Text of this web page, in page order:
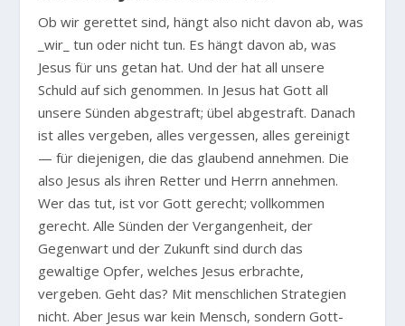
Ob wir gerettet sind, hängt also nicht davon ab, was
_wir_ tun oder nicht tun. Es hängt davon ab, was
Jesus für uns getan hat. Und der hat all unsere
Schuld auf sich genommen. In Jesus hat Gott all
unsere Sünden abgestraft; übel abgestraft. Danach
ist alles vergeben, alles vergessen, alles gereinigt
— für diejenigen, die das glaubend annehmen. Die
also Jesus als ihren Retter und Herrn annehmen.
Wer das tut, ist vor Gott gerecht; vollkommen
gerecht. Alle Sünden der Vergangenheit, der
Gegenwart und der Zukunft sind durch das
gewaltige Opfer, welches Jesus erbrachte,
vergeben. Geht das? Mit menschlichen Strategien
nicht. Aber Jesus war kein Mensch, sondern Gott-